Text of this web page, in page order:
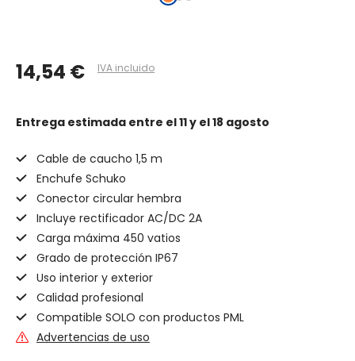
14,54 € IVA incluido
Entrega estimada entre el 11 y el 18 agosto
Cable de caucho 1,5 m
Enchufe Schuko
Conector circular hembra
Incluye rectificador AC/DC 2A
Carga máxima 450 vatios
Grado de protección IP67
Uso interior y exterior
Calidad profesional
Compatible SOLO con productos PML
Advertencias de uso